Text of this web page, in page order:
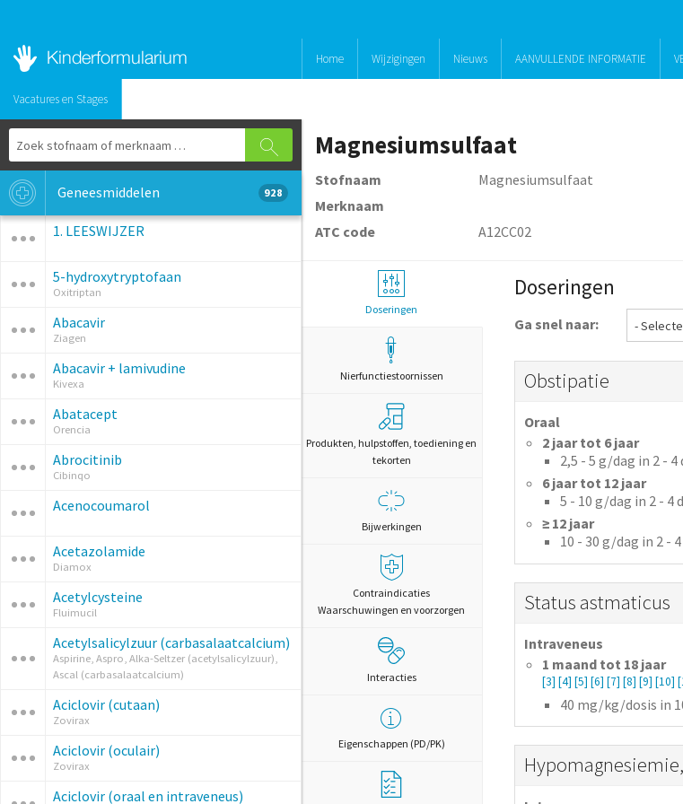
Home Wijzigingen Nieuws AANVULLENDE INFORMATIE
Vacatures en Stages
Geneesmiddelen 928
1. LEESWIJZER
5-hydroxytryptofaan
Oxitriptan
Abacavir
Ziagen
Abacavir + lamivudine
Kivexa
Abatacept
Orencia
Abrocitinib
Cibinqo
Acenocoumarol
Acetazolamide
Diamox
Acetylcysteine
Fluimucil
Acetylsalicylzuur (carbasalaatcalcium)
Aspirine, Aspro, Alka-Seltzer (acetylsalicylzuur),
Ascal (carbasalaatcalcium)
Aciclovir (cutaan)
Zovirax
Aciclovir (oculair)
Zovirax
Aciclovir (oraal en intraveneus)
Magnesiumsulfaat
Stofnaam
Magnesiumsulfaat
Merknaam
ATC code
A12CC02
Doseringen
Nierfunctiestoornissen
Produkten, hulpstoffen, toediening en
tekorten
Bijwerkingen
Contraindicaties
Waarschuwingen en voorzorgen
Interacties
Eigenschappen (PD/PK)
Doseringen
Ga snel naar:
Obstipatie
Oraal
2 jaar tot 6 jaar
2,5 - 5 g/dag in 2 - 4
6 jaar tot 12 jaar
5 - 10 g/dag in 2 - 4
≥ 12 jaar
10 - 30 g/dag in 2 -
Status astmaticus
Intraveneus
1 maand tot 18 jaar
[3] [4] [5] [6] [7] [8] [9] [10]
40 mg/kg/dosis in